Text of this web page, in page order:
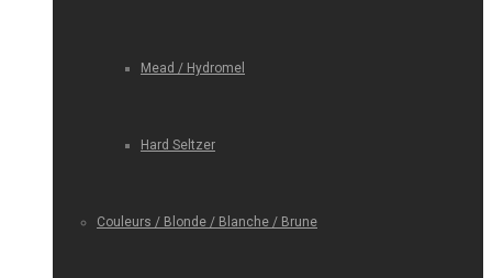
Mead / Hydromel
Hard Seltzer
Couleurs / Blonde / Blanche / Brune